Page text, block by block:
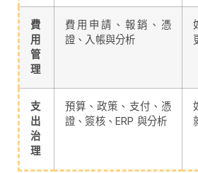
費
用
管
理
費用申請、報銷、憑
證、入帳與分析
支
出
治
理
預算、政策、支付、憑
證、簽核、ERP 與分析